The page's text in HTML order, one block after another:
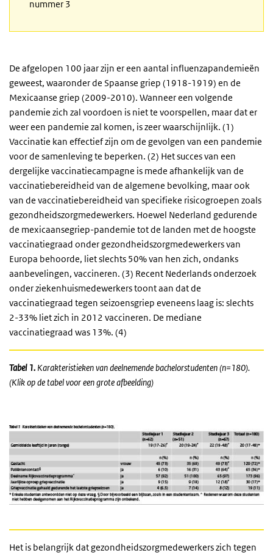
nummer 3
De afgelopen 100 jaar zijn er een aantal influenzapandemieën
geweest, waaronder de Spaanse griep (1918-1919) en de
Mexicaanse griep (2009-2010). Wanneer een volgende
pandemie zich zal voordoen is niet te voorspellen, maar dat er
weer een pandemie zal komen, is zeer waarschijnlijk. (1)
Vaccinatie kan effectief zijn om de gevolgen van een pandemie
voor de samenleving te beperken. (2) Het succes van een
dergelijke vaccinatiecampagne is mede afhankelijk van de
vaccinatiebereidheid van de algemene bevolking, maar ook
van de vaccinatiebereidheid van specifieke risicogroepen zoals
gezondheidszorgmedewerkers. Hoewel Nederland gedurende
de mexicaansegriep-pandemie tot de landen met de hoogste
vaccinatiegraad onder gezondheidszorgmedewerkers van
Europa behoorde, liet slechts 50% van hen zich, ondanks
aanbevelingen, vaccineren. (3) Recent Nederlands onderzoek
onder ziekenhuismedewerkers toont aan dat de
vaccinatiegraad tegen seizoensgriep eveneens laag is: slechts
2-33% liet zich in 2012 vaccineren. De mediane
vaccinatiegraad was 13%. (4)
Tabel 1. Karakteristieken van deelnemende bachelorstudenten (n=180).
(Klik op de tabel voor een grote afbeelding)
Het is belangrijk dat gezondheidszorgmedewerkers zich tegen